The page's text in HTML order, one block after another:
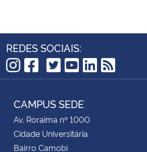
REDES SOCIAIS:
Instagram
Facebook
TikTok
Twitter
YouTube
LinkedIn
RSS
CAMPUS SEDE
Av. Roraima nº 1000
Cidade Universitária
Bairro Camobi